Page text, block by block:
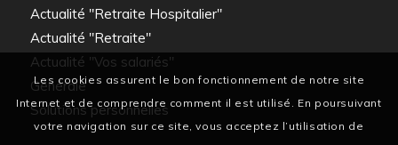
Actualité "Retraite Hospitalier"
Actualité "Retraite"
Actualité "Vos salariés"
Générale
Solutions personnelles
Les cookies assurent le bon fonctionnement de notre site
Internet et de comprendre comment il est utilisé. En poursuivant
votre navigation sur ce site, vous acceptez l’utilisation de